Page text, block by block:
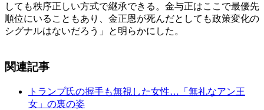
しても秩序正しい方式で継承できる。金与正はここで最優先
順位にいることもあり、金正恩が死んだとしても政策変化の
シグナルはないだろう」と明らかにした。
関連記事
トランプ氏の握手も無視した女性…「無礼なアン王
女」の裏の姿